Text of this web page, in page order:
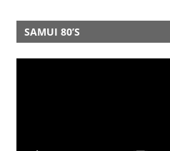
SAMUI 80’S